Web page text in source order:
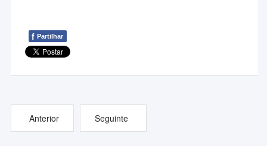
f Partilhar
Anterior Seguinte